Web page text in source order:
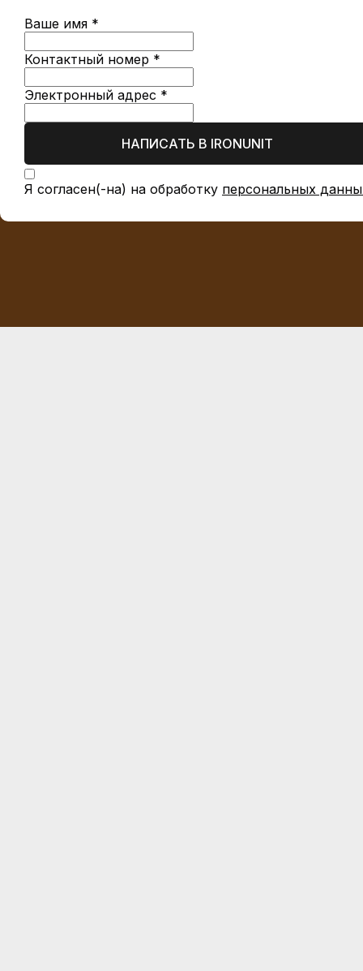
Ваше имя *
Контактный номер *
Электронный адрес *
НАПИСАТЬ В IRONUNIT
Я согласен(-на) на обработку персональных